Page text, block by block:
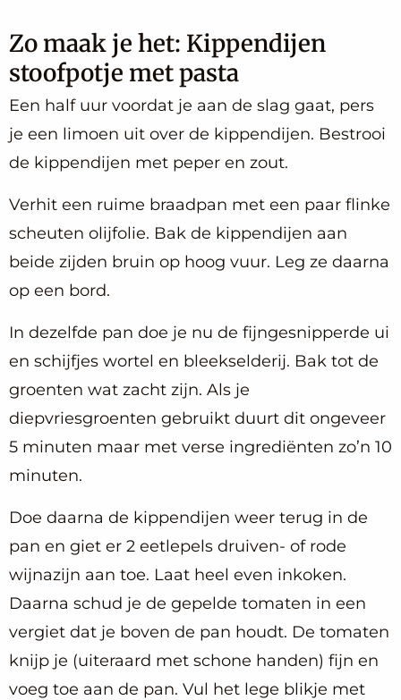
Zo maak je het: Kippendijen
stoofpotje met pasta
Een half uur voordat je aan de slag gaat, pers
je een limoen uit over de kippendijen. Bestrooi
de kippendijen met peper en zout.
Verhit een ruime braadpan met een paar flinke
scheuten olijfolie. Bak de kippendijen aan
beide zijden bruin op hoog vuur. Leg ze daarna
op een bord.
In dezelfde pan doe je nu de fijngesnipperde ui
en schijfjes wortel en bleekselderij. Bak tot de
groenten wat zacht zijn. Als je
diepvriesgroenten gebruikt duurt dit ongeveer
5 minuten maar met verse ingrediënten zo’n 10
minuten.
Doe daarna de kippendijen weer terug in de
pan en giet er 2 eetlepels druiven- of rode
wijnazijn aan toe. Laat heel even inkoken.
Daarna schud je de gepelde tomaten in een
vergiet dat je boven de pan houdt. De tomaten
knijp je (uiteraard met schone handen) fijn en
voeg toe aan de pan. Vul het lege blikje met